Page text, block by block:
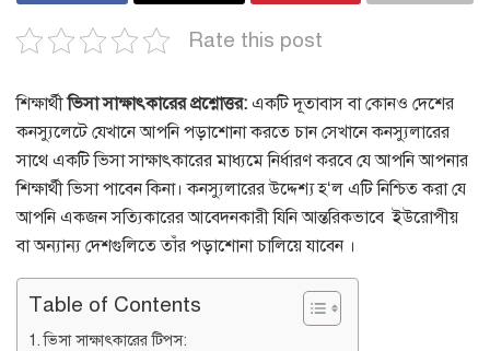
Rate this post
শিক্ষার্থীভিসা সাক্ষাৎকারেরপ্রশ্নোত্তর: একটি দূতাবাস বা কোনও দেশের
কনস্যুলেটে যেখানে আপনি পড়াশোনা করতে চান সেখানে কনস্যুলারের
সাথে একটি ভিসা সাক্ষাৎকারের মাধ্যমে নির্ধারণ করবে যে আপনি আপনার
শিক্ষার্থী ভিসা পাবেন কিনা। কনস্যুলারের উদ্দেশ্য হ‘ল এটি নিশ্চিত করা যে
আপনি একজন সত্যিকারের আবেদনকারী যিনি আন্তরিকভাবে ইউরোপীয়
বা অন্যান্য দেশগুলিতে তাঁর পড়াশোনা চালিয়ে যাবেন ।
Table of Contents
ভিসা সাক্ষাৎকারের টিপস: